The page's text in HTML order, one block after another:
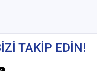
TAKİP EDİN!